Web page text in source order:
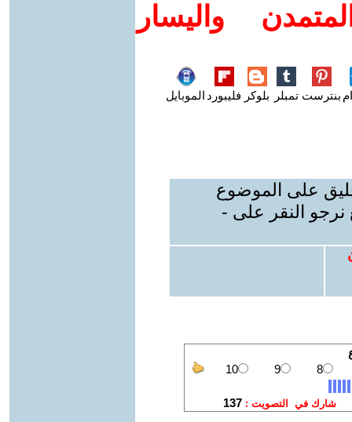
واليسار
بنترست تمبلر بلوكر فليبورد الموبايل
على الموضوع
نرجو النقر على -